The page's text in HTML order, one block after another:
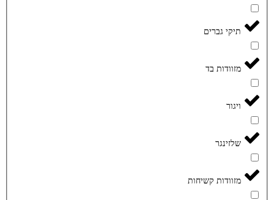
תיקי גברים
מזוודות בד
ויגור
שלזינגר
מזוודות קשיחות